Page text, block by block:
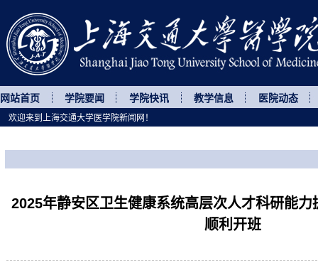
网站首页 学院要闻 学院快讯 教学信息 医院动态
2025年静安区卫生健康系统高层次人才科研能
顺利开班
欢迎来到上海交通大学医学院新闻网！